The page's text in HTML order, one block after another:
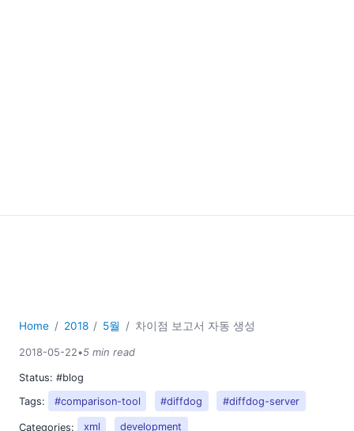
Home 2018 5월 차이점 보고서 자동 생성
2018-05-22•5 min read
Status: #blog
Tags:
#comparison-tool #diffdog #diffdog-server
Categories: xml development